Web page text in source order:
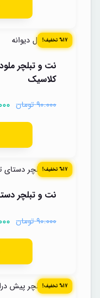
%17 تخفیف!
نت و تبلچر
کلاسیک
۹۰.۰۰۰ تومان
%17 تخفیف!
نت و تبلچر
۹۰.۰۰۰ تومان
%17 تخفیف!